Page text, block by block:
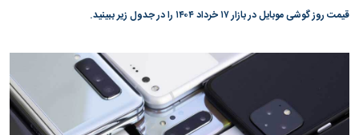
قیمت روز گوشی موبایل در بازار ۱۷ خرداد ۱۴۰۴ را در جدول زیر ببینید.